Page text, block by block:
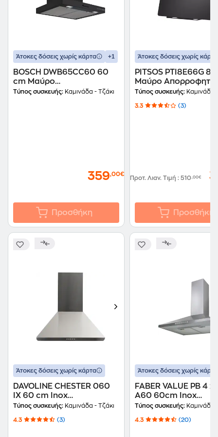
Άτοκες δόσεις χωρίς κάρτα +1
BOSCH DWB65CC60 60
cm Μαύρο
Απορροφητήρας Καμινάδα
Τύπος συσκευής: Καμινάδα - Τζάκι
359,00€
Προσθήκη
Άτοκες δόσεις χωρίς κάρτα
PITSOS PTI8E66G
Μαύρο
Καμινάδα Τζάκι
Τύπος συσκευής: Καμινάδα
3.3 (3)
Προτ. Λιαν. Τιμή : 510,00€
Προσθήκη
Άτοκες δόσεις χωρίς κάρτα
DAVOLINE CHESTER 060
IX 60 cm Inox
Απορροφητήρας Καμινάδα
Τύπος συσκευής: Καμινάδα - Τζάκι
4.3 (3)
Άτοκες δόσεις χωρίς κάρτα
FABER VALUE PB 4
A60 60cm Inox
Απορροφητήρας
Τύπος συσκευής: Καμινάδα
4.3 (20)